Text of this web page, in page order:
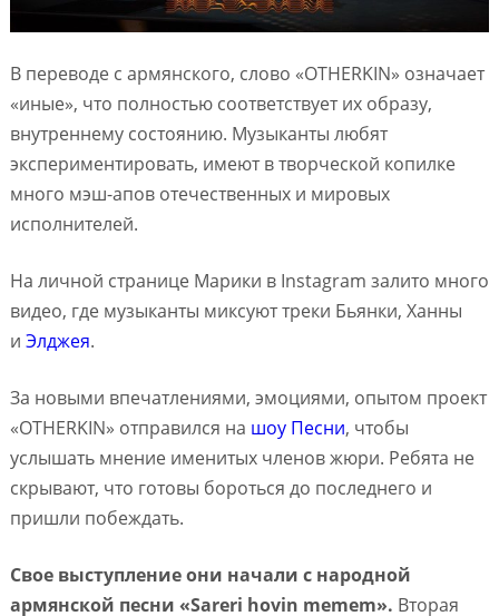
В переводе с армянского, слово «OTHERKIN» означает
«иные», что полностью соответствует их образу,
внутреннему состоянию. Музыканты любят
экспериментировать, имеют в творческой копилке
много мэш-апов отечественных и мировых
исполнителей.
На личной странице Марики в Instagram залито много
видео, где музыканты миксуют треки Бьянки, Ханны
и Элджея.
За новыми впечатлениями, эмоциями, опытом проект
«OTHERKIN» отправился на шоу Песни, чтобы
услышать мнение именитых членов жюри. Ребята не
скрывают, что готовы бороться до последнего и
пришли побеждать.
Свое выступление они начали с народной
армянской песни «Sareri hovin memem». Вторая